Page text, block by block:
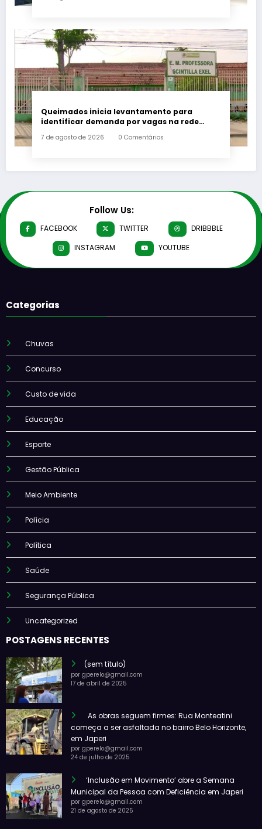
Queimados inicia levantamento para
identificar demanda por vagas na rede
7 de agosto de 2026 0 Comentários
Follow Us:
FACEBOOK TWITTER
DRIBBBLE
INSTAGRAM
YOUTUBE
Categorias
Chuvas
Concurso
Custo de vida
Educação
Esporte
Gestão Pública
Meio Ambiente
Polícia
Política
Saúde
Segurança Pública
Uncategorized
POSTAGENS RECENTES
(sem título)
por gperelo@gmail.com
17 de abril de 2025
As obras seguem firmes: Rua Monteatini
começa a ser asfaltada no bairro Belo Horizonte,
em Japeri
por gperelo@gmail.com
24 de julho de 2025
‘Inclusão em Movimento’ abre a Semana
Municipal da Pessoa com Deficiência em Japeri
por gperelo@gmail.com
21 de agosto de 2025